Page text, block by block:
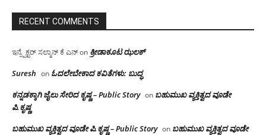
RECENT COMMENTS
ಇನ್ಸ್ಪೆಕ್ಟರ್ ಸಲ್ಮಾನ್ ಕೆ ಎನ್on ಕ್ರೀಡಾಕೂಟ ಝಲಕ್
Suresh on ಓದಲೇಬೇಕಾದ‌ ಕವಿತೆಗಳು: ಬುದ್ಧ
ಕನ್ನಡಕ್ಕಾಗಿ ಜೈಲು ಸೇರಿದ ಕೃಷ್ಣ – Public Story on ಬಹುಮುಖ ವ್ಯಕ್ತಿತ್ವದ ವೂಡೇ
ಪಿ.ಕೃಷ್ಣ
ಬಹುಮುಖ ವ್ಯಕ್ತಿತ್ವದ ವೂಡೇ ಪಿ.ಕೃಷ್ಣ – Public Story on ಬಹುಮುಖ ವ್ಯಕ್ತಿತ್ವದ ವೂಡೇ